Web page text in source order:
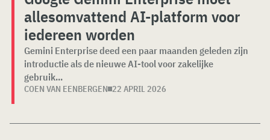
allesomvattend AI-platform voor
iedereen worden
Gemini Enterprise deed een paar maanden geleden zijn
introductie als de nieuwe AI-tool voor zakelijke
gebruik...
COEN VAN EENBERGEN 22 APRIL 2026